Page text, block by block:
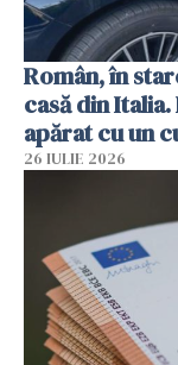
Român, în
casă din
apărat cu un
26 IULIE 2026